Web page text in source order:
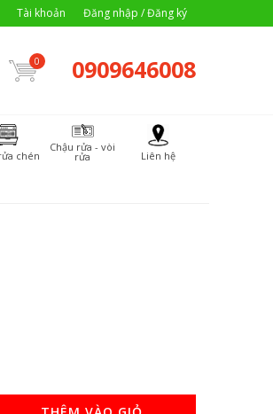
Tài khoản Đăng nhập / Đăng ký
0 0909646008
chén
Chậu rửa - vòi
rửa Liên hệ